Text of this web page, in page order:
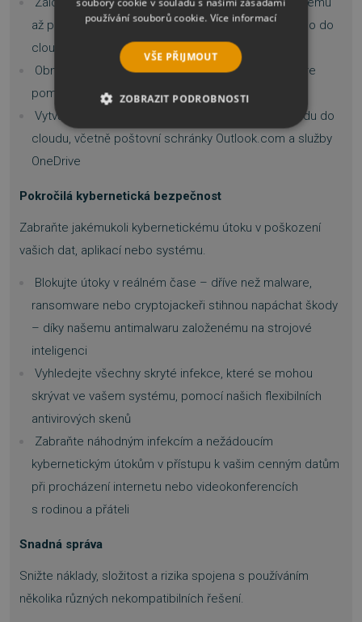
až po jednotlivé soubory), kam chcete (lokálně nebo do
cloudu Acronis)
Obnovte celý systém na stejný nebo nový hardware
pomocí rychlého obnovení jen několika kliknutími
Vytvářejte přímé zálohy účtu Microsoft 365 z cloudu do
cloudu, včetně poštovní schránky Outlook.com a služby
OneDrive
Pokročilá kybernetická bezpečnost
Zabraňte jakémukoli kybernetickému útoku v poškození
vašich dat, aplikací nebo systému.
Blokujte útoky v reálném čase – dříve než malware,
ransomware nebo cryptojackeři stihnou napáchat škody
– díky našemu antimalwaru založenému na strojové
inteligenci
Vyhledejte všechny skryté infekce, které se mohou
skrývat ve vašem systému, pomocí našich flexibilních
antivirových skenů
Zabraňte náhodným infekcím a nežádoucím
kybernetickým útokům v přístupu k vašim cenným datům
při procházení internetu nebo videokonferencích
s rodinou a přáteli
Snadná správa
Snižte náklady, složitost a rizika spojena s používáním
několika různých nekompatibilních řešení.
používání souborů cookie. Více informací
VŠE PŘIJMOUT
ZOBRAZIT PODROBNOSTI
NEZBYTNĚ NUTNÉ SOUBORY
FUNKČNÍ SOUBORY
NEZAŘAZENÉ SOUBORY
Nezbytně nutné soubory cookie umožňují
základní funkce webových stránek, jako je
přihlášení uživatele a správa účtu. Webové
cookie správně používat.
_GRECAPTCHA